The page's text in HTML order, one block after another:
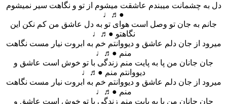
دل به چشمانت میبندم عاشقت میشوم از تو و نگاهت سیر نمیشوم
●♬♩
جانم به جان تو وصل است هوای تو به دل عاشق من کم نکن این
نگاهتو ●♬♩
میرود از جان دلم عاشق و دیووانتم خم به ابروت نیار مست نگاهت
منم ●♬♩
جان جانان من پا به پایت منم زندگی با تو خوش است عاشق و
دیووانتم منم ●♬♩
میرود از جان دلم عاشق و دیووانتم خم به ابروت نیار مست نگاهت
منم ●♬♩
جان جانان من پا به پایت منم زندگی با تو خوش است عاشق و